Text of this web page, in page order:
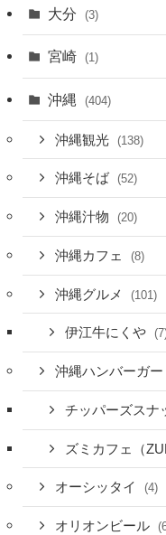
大分 (3)
宮崎 (1)
沖縄 (404)
沖縄観光 (138)
沖縄そば (52)
沖縄汁物 (20)
沖縄カフェ (8)
沖縄グルメ (101)
伊江牛にくや
沖縄ハンバーガー
チッパーズスナ
ズミカフェ（
オーシッタイ (4)
オリオンビール